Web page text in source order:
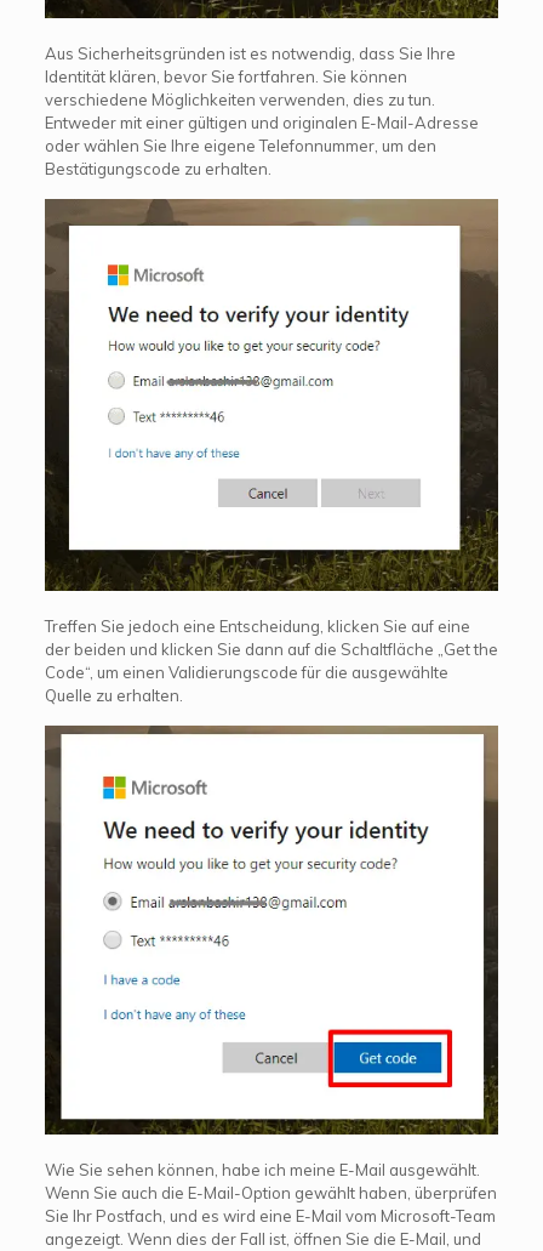
Aus Sicherheitsgründen ist es notwendig, dass Sie Ihre
Identität klären, bevor Sie fortfahren. Sie können
verschiedene Möglichkeiten verwenden, dies zu tun.
Entweder mit einer gültigen und originalen E-Mail-Adresse
oder wählen Sie Ihre eigene Telefonnummer, um den
Bestätigungscode zu erhalten.
Treffen Sie jedoch eine Entscheidung, klicken Sie auf eine
der beiden und klicken Sie dann auf die Schaltfläche „Get the
Code“, um einen Validierungscode für die ausgewählte
Quelle zu erhalten.
Wie Sie sehen können, habe ich meine E-Mail ausgewählt.
Wenn Sie auch die E-Mail-Option gewählt haben, überprüfen
Sie Ihr Postfach, und es wird eine E-Mail vom Microsoft-Team
angezeigt. Wenn dies der Fall ist, öffnen Sie die E-Mail, und